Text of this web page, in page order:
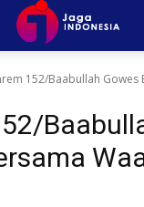
152/Baabullah Gowes